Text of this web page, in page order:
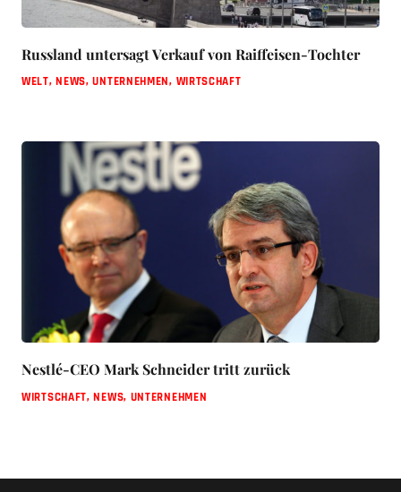
Russland untersagt Verkauf von Raiffeisen-Tochter
WELT,NEWS,UNTERNEHMEN, WIRTSCHAFT
Nestlé-CEO Mark Schneider tritt zurück
WIRTSCHAFT,NEWS, UNTERNEHMEN